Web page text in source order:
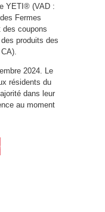
YETI® (VAD :
Fermes
des coupons
produits des
2024. Le
résidents du
dans leur
au moment